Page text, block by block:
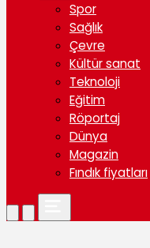
Spor
Sağlık
Çevre
Kültür sanat
Teknoloji
Eğitim
Röportaj
Dünya
Magazin
Fındık fiyatları